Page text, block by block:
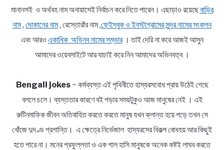
মানানসই ও অর্থবহ নাম অনায়াসেই নির্বাচন করে নিতে পারেন। এছাড়াও রয়েছেবাড়ির
নাম, দোকানের নাম, রেস্তোরাঁর নাম ,ফেইসবুক ও ইনস্টাগ্রামের সুন্দর নামের সংকলন
এবং আরও একাধিক অভিনব নামের সম্ভার। তাই দেরি না করে আজই আসুন
আমাদের ওয়েবসাইটে আর যাচাই করে নিন আমাদের অভিনবত্ব ।
Bengali jokes~ কর্মব্যস্ত এই পৃথিবীতে হাস্যরসবোধ প্রায় উঠেই গেছে
বললে চলে। ব্যস্ততার কারণে বই পড়ার সময়টুকুও আজ মানুষের নেই । এই
রুটিনমাফিক জীবন অতিবাহিত করতে করতে মানুষ যখন ক্লান্ত হয়ে পড়ে তখন সে
খোঁজে দুদণ্ড প্রশান্তি। এ ক্ষেত্রে নির্ভেজাল হাস্যরসের বিকল্প বোধহয় আর কিছুই
হতে পারে না। মনের প্রফুল্লতা ও এক গাল হাসি মানুষকে অনেক কষ্টই লাঘব করতে